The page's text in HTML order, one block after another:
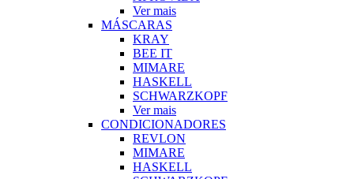
Ver mais
MÁSCARAS
KRAY
BEE IT
MIMARE
HASKELL
SCHWARZKOPF
Ver mais
CONDICIONADORES
REVLON
MIMARE
HASKELL